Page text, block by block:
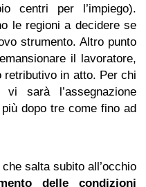
centri per l’impiego).
le regioni a decidere se
strumento. Altro punto
il lavoratore,
retributivo in atto. Per chi
sarà l’assegnazione
dopo tre come fino ad
salta subito all’occhio
delle condizioni